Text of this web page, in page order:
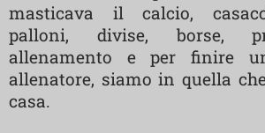
masticava il calcio,
palloni, divise, borse,
allenamento e per finire
allenatore, siamo in quella
casa.